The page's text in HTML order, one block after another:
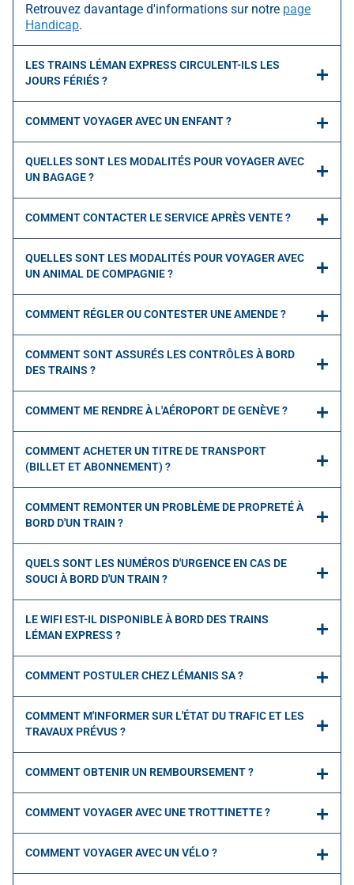
Retrouvez davantage d'informations sur notre page
Handicap.
LES TRAINS LÉMAN EXPRESS CIRCULENT-ILS LES
JOURS FÉRIÉS ?
COMMENT VOYAGER AVEC UN ENFANT ?
QUELLES SONT LES MODALITÉS POUR VOYAGER AVEC
UN BAGAGE ?
COMMENT CONTACTER LE SERVICE APRÈS VENTE ?
QUELLES SONT LES MODALITÉS POUR VOYAGER AVEC
UN ANIMAL DE COMPAGNIE ?
COMMENT RÉGLER OU CONTESTER UNE AMENDE ?
COMMENT SONT ASSURÉS LES CONTRÔLES À BORD
DES TRAINS ?
COMMENT ME RENDRE À L'AÉROPORT DE GENÈVE ?
COMMENT ACHETER UN TITRE DE TRANSPORT
(BILLET ET ABONNEMENT) ?
COMMENT REMONTER UN PROBLÈME DE PROPRETÉ À
BORD D'UN TRAIN ?
QUELS SONT LES NUMÉROS D'URGENCE EN CAS DE
SOUCI À BORD D'UN TRAIN ?
LE WIFI EST-IL DISPONIBLE À BORD DES TRAINS
LÉMAN EXPRESS ?
COMMENT POSTULER CHEZ LÉMANIS SA ?
COMMENT M'INFORMER SUR L'ÉTAT DU TRAFIC ET LES
TRAVAUX PRÉVUS ?
COMMENT OBTENIR UN REMBOURSEMENT ?
COMMENT VOYAGER AVEC UNE TROTTINETTE ?
COMMENT VOYAGER AVEC UN VÉLO ?